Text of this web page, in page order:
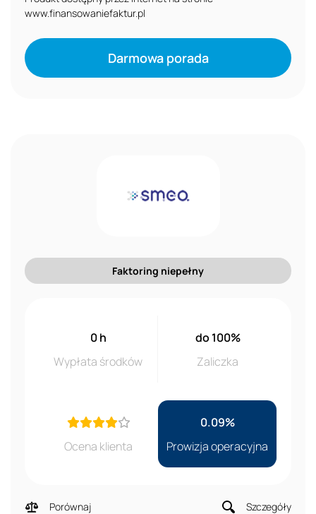
www.finansowaniefaktur.pl
Darmowa porada
Faktoring niepełny
0 h
Wypłata środków
do 100%
Zaliczka
Ocena klienta
0.09%
Prowizja operacyjna
Porównaj Szczegóły